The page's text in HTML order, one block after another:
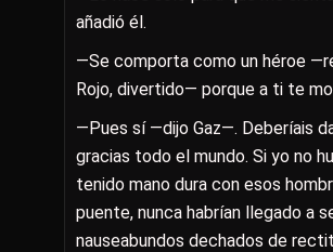
añadió él.
—Se comporta como un héroe
Rojo, divertido— porque a ti te
—Pues sí —dijo Gaz—. Deberíais
gracias todo el mundo. Si yo no
tenido mano dura con esos
puente, nunca habrían llegado a
nauseabundos dechados de